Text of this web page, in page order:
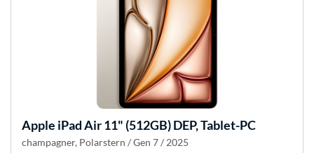
Apple iPad Air 11" (512GB) DEP, Tablet-PC
champagner, Polarstern / Gen 7 / 2025